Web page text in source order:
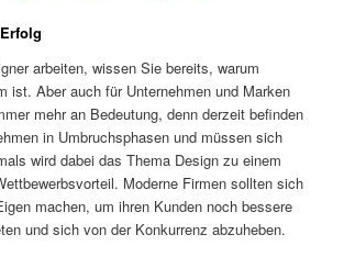
arbeiten, wissen Sie bereits, warum
ist. Aber auch für Unternehmen und Marken
mehr an Bedeutung, denn derzeit befinden
in Umbruchsphasen und müssen sich
wird dabei das Thema Design zu einem
Moderne Firmen sollten sich
machen, um ihren Kunden noch bessere
und sich von der Konkurrenz abzuheben.